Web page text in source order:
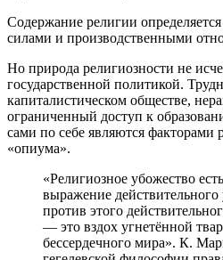
Содержание религии
силами и производственными
Но природа религиозности не
государственной политикой.
капиталистическом обществе,
ограниченный доступ к
сами по себе являются факторами
«опиума».
«Религиозное убожество
выражение действительного
против этого
— это вздох угнетённой
бессердечного мира». К.